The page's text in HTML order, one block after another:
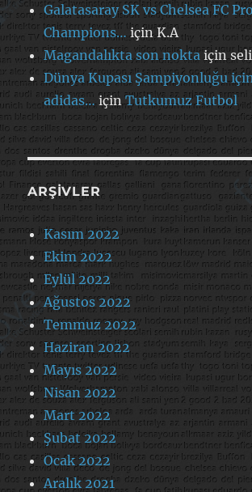
Galatasaray SK vs Chelsea FC
Champions…içinK.A
Magandalıkta son nokta için
Dünya Kupası Şampiyonluğu
adidas…içinTutkumuz Futbol
ARŞIVLER
Kasım 2022
Ekim 2022
Eylül 2022
Ağustos 2022
Temmuz 2022
Haziran 2022
Mayıs 2022
Nisan 2022
Mart 2022
Şubat 2022
Ocak 2022
Aralık 2021